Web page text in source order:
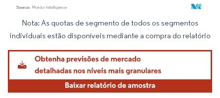
Imagem © Mordor Intelligence. O reuso requer atribuição conforme CC BY 4.0.
Nota: As quotas de segmento de todos os segmentos
individuais estão disponíveis mediante a compra do relatório